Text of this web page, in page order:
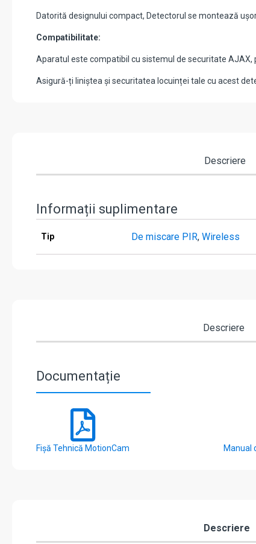
Datorită designului compact, Detectorul se montează
Compatibilitate:
Aparatul este compatibil cu sistemul de securitate
Asigură-ți liniștea și securitatea locuinței tale cu acest
Descriere
Informații suplimentare
Tip De miscare PIR, Wireless
Descriere
Documentație
Fișă Tehnică MotionCam Manual
Descriere